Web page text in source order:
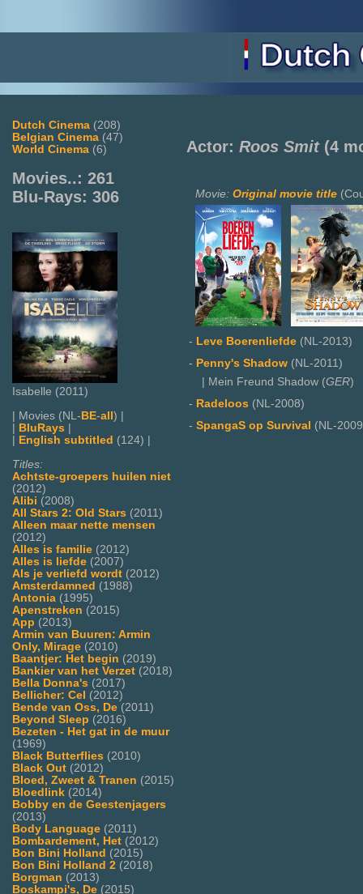
Dutch Cinema (208)
Belgian Cinema (47)
World Cinema (6)
Movies..: 261
Blu-Rays: 306
Isabelle (2011)
| Movies (NL-BE-all) |
| BluRays |
| English subtitled (124) |
Titles:
Achtste-groepers huilen niet
(2012)
Alibi (2008)
All Stars 2: Old Stars (2011)
Alleen maar nette mensen
(2012)
Alles is familie (2012)
Alles is liefde (2007)
Als je verliefd wordt (2012)
Amsterdamned (1988)
Antonia (1995)
Apenstreken (2015)
App (2013)
Armin van Buuren: Armin
Only, Mirage (2010)
Baantjer: Het begin (2019)
Bankier van het Verzet (2018)
Bella Donna's (2017)
Bellicher: Cel (2012)
Bende van Oss, De (2011)
Beyond Sleep (2016)
Bezeten - Het gat in de muur
(1969)
Black Butterflies (2010)
Black Out (2012)
Bloed, Zweet & Tranen (2015)
Bloedlink (2014)
Bobby en de Geestenjagers
(2013)
Body Language (2011)
Bombardement, Het (2012)
Bon Bini Holland (2015)
Bon Bini Holland 2 (2018)
Borgman (2013)
Boskampi's, De (2015)
Actor: Roos Smit(4
Movie: Original movie title
- Leve Boerenliefde (NL-2013)
- Penny's Shadow (NL-2011)
| Mein Freund Shadow (GER)
- Radeloos (NL-2008)
- SpangaS op Survival (NL-